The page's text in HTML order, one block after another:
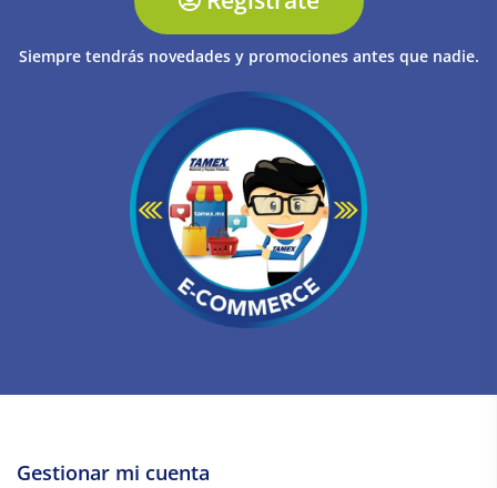
Siempre tendrás novedades y promociones antes que nadie.
Gestionar mi cuenta